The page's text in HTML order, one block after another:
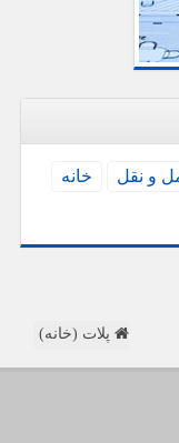
و نقل
خانه
پلات (خانه)